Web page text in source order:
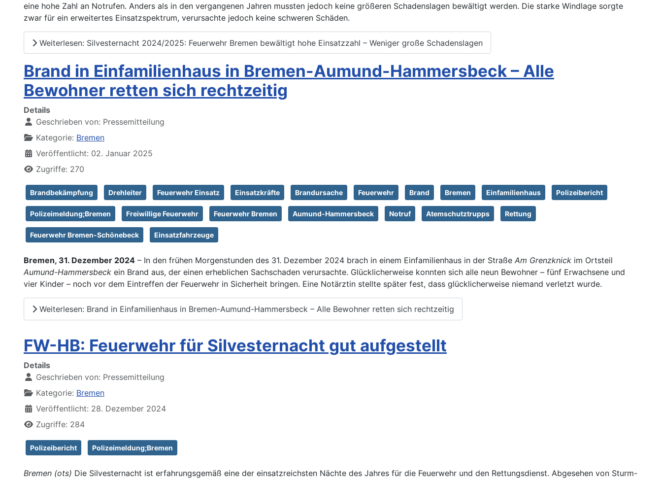
eine hohe Zahl an Notrufen. Anders als in den vergangenen Jahren mussten jedoch keine größeren Schadenslagen bewältigt werden. Die starke Windlage sorgte
zwar für ein erweitertes Einsatzspektrum, verursachte jedoch keine schweren Schäden.
Weiterlesen: Silvesternacht 2024/2025: Feuerwehr Bremen bewältigt hohe Einsatzzahl – Weniger große Schadenslagen
Brand in Einfamilienhaus in Bremen-Aumund-Hammersbeck – Alle
Bewohner retten sich rechtzeitig
Details
Geschrieben von: Pressemitteilung
Kategorie: Bremen
Veröffentlicht: 02. Januar 2025
Zugriffe: 270
Brandbekämpfung Drehleiter Feuerwehr Einsatz Einsatzkräfte Brandursache Feuerwehr Brand Bremen Einfamilienhaus Polizeibericht
Polizeimeldung;Bremen Freiwillige Feuerwehr Feuerwehr Bremen Aumund-Hammersbeck Notruf Atemschutztrupps Rettung
Feuerwehr Bremen-Schönebeck Einsatzfahrzeuge
Bremen, 31. Dezember 2024 – In den frühen Morgenstunden des 31. Dezember 2024 brach in einem Einfamilienhaus in der Straße Am Grenzknick im Ortsteil
Aumund-Hammersbeck ein Brand aus, der einen erheblichen Sachschaden verursachte. Glücklicherweise konnten sich alle neun Bewohner – fünf Erwachsene und
vier Kinder – noch vor dem Eintreffen der Feuerwehr in Sicherheit bringen. Eine Notärztin stellte später fest, dass glücklicherweise niemand verletzt wurde.
Weiterlesen: Brand in Einfamilienhaus in Bremen-Aumund-Hammersbeck – Alle Bewohner retten sich rechtzeitig
FW-HB: Feuerwehr für Silvesternacht gut aufgestellt
Details
Geschrieben von: Pressemitteilung
Kategorie: Bremen
Veröffentlicht: 28. Dezember 2024
Zugriffe: 284
Polizeibericht Polizeimeldung;Bremen
Bremen (ots) Die Silvesternacht ist erfahrungsgemäß eine der einsatzreichsten Nächte des Jahres für die Feuerwehr und den Rettungsdienst. Abgesehen von Sturm-